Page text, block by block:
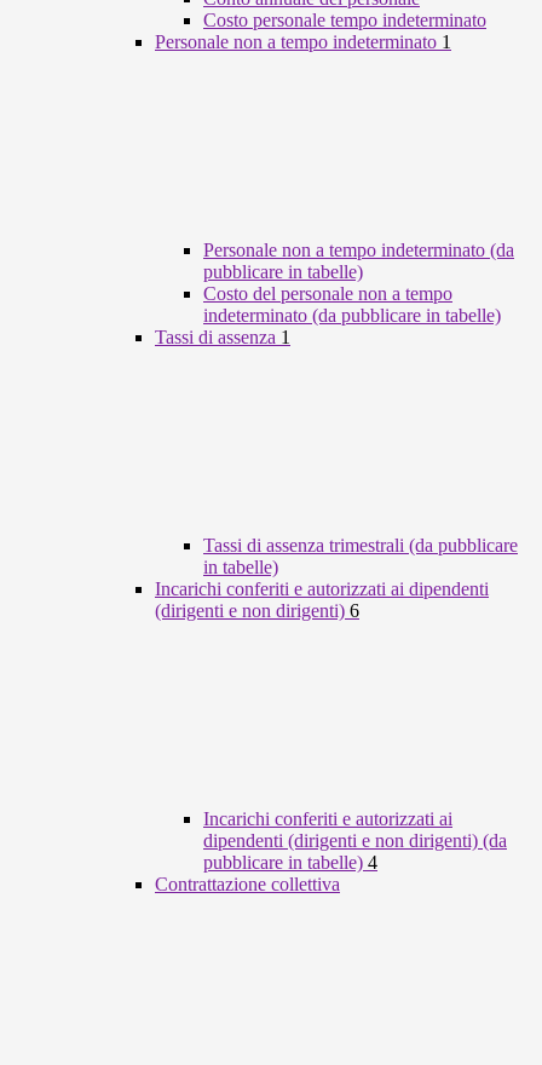
Costo personale tempo indeterminato
Personale non a tempo indeterminato 1
Personale non a tempo indeterminato (da
pubblicare in tabelle)
Costo del personale non a tempo
indeterminato (da pubblicare in tabelle)
Tassi di assenza 1
Tassi di assenza trimestrali (da pubblicare
in tabelle)
Incarichi conferiti e autorizzati ai dipendenti
(dirigenti e non dirigenti) 6
Incarichi conferiti e autorizzati ai
dipendenti (dirigenti e non dirigenti) (da
pubblicare in tabelle) 4
Contrattazione collettiva